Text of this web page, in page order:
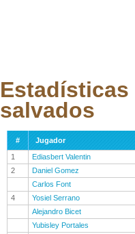
salvados
#
Jugador
1
Ediasbert Valentin
2
Daniel Gomez
Carlos Font
4
Yosiel Serrano
Alejandro Bicet
Yubisley Portales